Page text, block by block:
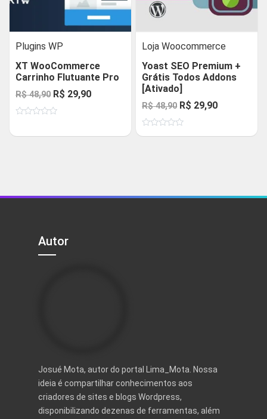
Plugins WP
XT WooCommerce
Carrinho Flutuante Pro
R$48,90 O
preço
R$ 29,90O
de
Loja Woocommerce
Yoast SEO Premium +
Grátis Todos Addons
[Ativado]
R$48,90 O
preço
original
R$ 29,90O
atual
Autor
Josué Mota, autor do portal Lima_Mota. Nossa
ideia é compartilhar conhecimentos aos
criadores de sites e blogs Wordpress,
disponibilizando dezenas de ferramentas, além